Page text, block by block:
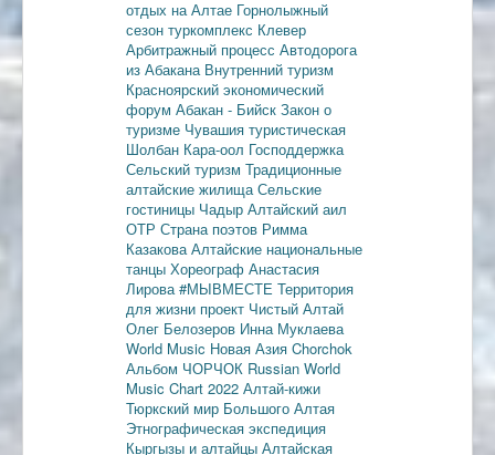
отдых на Алтае Горнолыжный
сезон туркомплекс Клевер
Арбитражный процесс Автодорога
из Абакана Внутренний туризм
Красноярский экономический
форум Абакан - Бийск Закон о
туризме Чувашия туристическая
Шолбан Кара-оол Господдержка
Сельский туризм Традиционные
алтайские жилищаСельские
гостиницы Чадыр Алтайский аил
ОТР Страна поэтов Римма
КазаковаАлтайские национальные
танцы Хореограф Анастасия
Лирова#МЫВМЕСТЕ Территория
для жизни проект Чистый Алтай
Олег Белозеров Инна Муклаева
World Music Новая Азия Chorchok
Альбом ЧОРЧОК Russian World
Music Chart 2022 Алтай-кижи
Тюркский мир Большого Алтая
Этнографическая экспедиция
Кыргызы и алтайцы Алтайская